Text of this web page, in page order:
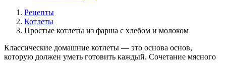
Рецепты
Котлеты
Простые котлеты из фарша с хлебом и молоком
Классические домашние котлеты — это основа основ,
которую должен уметь готовить каждый. Сочетание мясного